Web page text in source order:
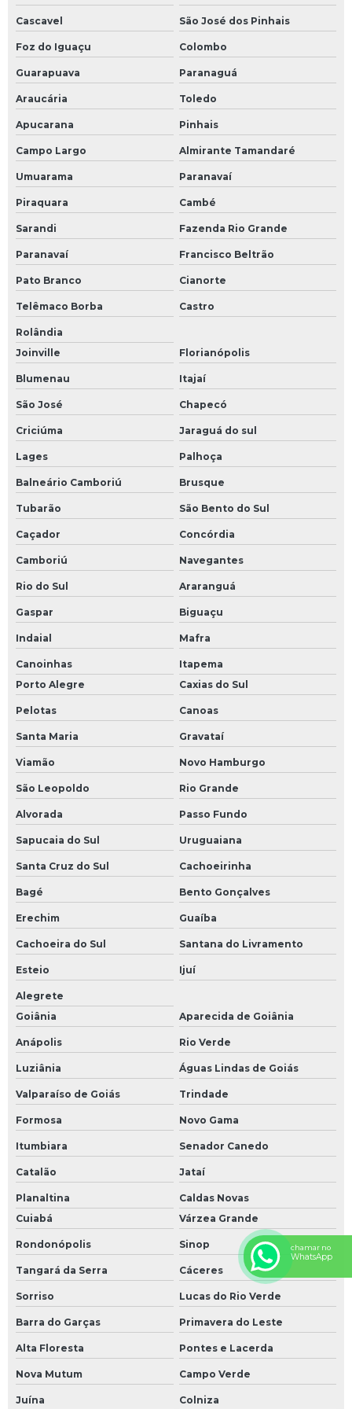
Estrutura metálica industrial
Estrutura metálica instalação
Estrutura metálica para armazém
Estrutura metálica para cobertura
Estrutura metálica para cobertura de quadras
Estrutura metálica para escada
Fábrica de estrutura metálica
Fabricação de estruturas metálicas
Fabricação e montagem de estruturas metálicas
Fabricação e montagem de estruturas metálicas em geral
Fornecedor de estrutura metálica
Indústria de estrutura metálica
Instalação de tubulação
Instalação de tubulação de ar comprimido
Instalação de tubulação de incêndio
Instalação e montagem de tubulação industrial
Laudos técnicos engenharia mecânica
Locação caminhão munck com cesto
Locação caminhão munck mensal
Locação de caminhão munck
Locação de caminhão munck preço
Locação munck
Manutenção corretiva de tubulações industriais
Manutenção de estruturas metálicas
Manutenção de tubulação
Manutenção de tubulações industriais
Manutenção industrial estrutura metálica
Manutenção tubulação de incêndio
Montagem de cobertura metálica
Montagem de estrutura metálica
Montagem de estrutura metálica para telhado
Montagem de tubulação de ar comprimido
Montagem de tubulação de gás
Montagem de tubulação de incêndio
Montagem de tubulação industrial
Montagem de tubulações
Montagem e desmontagem de tubulações hidráulicas
Orçamento estrutura metálica
Orçamento galpão estrutura metálica
Orçamento tubulação de incêndio
Preço de montagem de estrutura metálica
Cascavel São José dos Pinhais
Foz do Iguaçu Colombo
Guarapuava Paranaguá
Araucária Toledo
Apucarana Pinhais
Campo Largo Almirante Tamandaré
Umuarama Paranavaí
Piraquara Cambé
Sarandi Fazenda Rio Grande
Paranavaí Francisco Beltrão
Pato Branco Cianorte
Telêmaco Borba Castro
Rolândia
Joinville
Florianópolis
Blumenau Itajaí
São José Chapecó
Criciúma Jaraguá do sul
Lages Palhoça
Balneário Camboriú Brusque
Tubarão São Bento do Sul
Caçador Concórdia
Camboriú Navegantes
Rio do Sul Araranguá
Gaspar Biguaçu
Indaial Mafra
Canoinhas
Itapema
Porto Alegre
Caxias do Sul
Pelotas Canoas
Santa Maria Gravataí
Viamão Novo Hamburgo
São Leopoldo Rio Grande
Alvorada Passo Fundo
Sapucaia do Sul Uruguaiana
Santa Cruz do Sul Cachoeirinha
Bagé Bento Gonçalves
Erechim Guaíba
Cachoeira do Sul Santana do Livramento
Esteio Ijuí
Alegrete
Goiânia
Aparecida de Goiânia
Anápolis Rio Verde
Luziânia Águas Lindas de Goiás
Valparaíso de Goiás Trindade
Formosa Novo Gama
Itumbiara Senador Canedo
Catalão Jataí
Planaltina
Caldas Novas
Cuiabá
Várzea Grande
Rondonópolis Sinop
Tangará da Serra Cáceres
Sorriso Lucas do Rio Verde
Barra do Garças Primavera do Leste
Alta Floresta Pontes e Lacerda
Nova Mutum Campo Verde
Juína Colniza
chamar no
WhatsApp